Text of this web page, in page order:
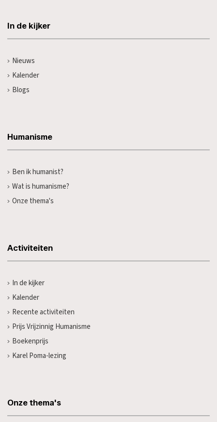
In de kijker
Nieuws
Kalender
Blogs
Humanisme
Ben ik humanist?
Wat is humanisme?
Onze thema's
Activiteiten
In de kijker
Kalender
Recente activiteiten
Prijs Vrijzinnig Humanisme
Boekenprijs
Karel Poma-lezing
Onze thema's